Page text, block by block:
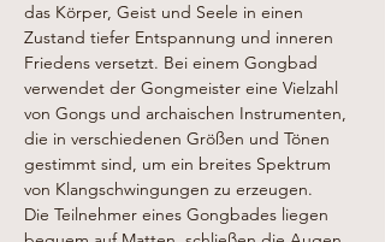
das Körper, Geist und Seele in einen
Zustand tiefer Entspannung und inneren
Friedens versetzt. Bei einem Gongbad
verwendet der Gongmeister eine Vielzahl
von Gongs und archaischen Instrumenten,
die in verschiedenen Größen und Tönen
gestimmt sind, um ein breites Spektrum
von Klangschwingungen zu erzeugen.
Die Teilnehmer eines Gongbades liegen